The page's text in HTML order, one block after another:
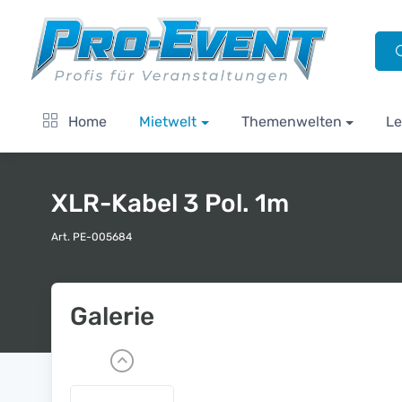
Home Mietwelt Themenwelten
XLR-Kabel 3 Pol. 1m
Art. PE-005684
Galerie
P
r